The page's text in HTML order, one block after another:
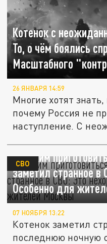
Котенок с
То, о чём боялись
Масштабного
26 ЯНВАРЯ 14:59
Многие хотят
почему Россия не
наступление. С
Русским
заметил странное
Особенно для
СВО
07 НОЯБРЯ 13:22
Котенок заметил
последнюю ночную